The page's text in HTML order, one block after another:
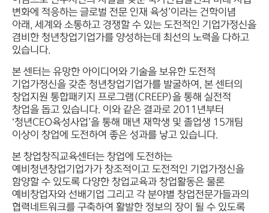
변화에 적응하는 글로벌 전문 인재 육성’이라는 건학이념
아래, 세계와 소통하고 경쟁할 수 있는 도전적인 기업가정신을
겸비한 청년창업기업가를 양성하는데 최선의 노력을 다하고
있습니다.
본 센터는 유망한 아이디어와 기술을 보유한 도전적
기업가정신을 갖춘 청년창업기업가를 발굴하여, 본 센터의
창업지원 통합패키지 프로그램(CREEP)을 통해 실전적
창업을 돕고 있습니다. 이와 같은 결과로 2011년부터
‘청년CEO육성사업’을 통해 매년 재학생 및 졸업생 15개팀
이상이 창업에 도전하여 좋은 성과를 낳고 있습니다.
본 창업창직교육센터는 창업에 도전하는
예비청년창업기업가가 창조적이고 도전적인 기업가정신을
함양할 수 있도록 다양한 창업교육과 창업활동은 물론
예비창업자와 선배기업 그리고 각 분야별 창업전문가들과의
협력네트워크를 구축하여 활발한 정보의 장이 될 수 있도록